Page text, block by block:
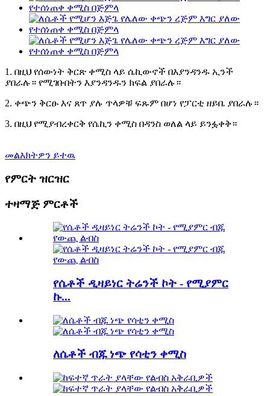
1. በዚህ የሰውነት ቅርጽ ቀሚስ ላይ ሴኪውኖች በእያንዳንዱ ኢንች
ያበራሉ። የሚገቡበትን እያንዳንዱን ክፍል ያበራሉ።
2. ቀጭን ቅርፁ እና ጸጥ ያሉ ጥላዎቹ ፍጹም በሆነ የፓርቲ ዘይቤ ያበራሉ።
3. በዚህ የሚያብረቀርቅ የሴኪን ቀሚስ በዳንስ ወለል ላይ ይንፏቀቅ።
መልእክትዎን ይተዉ
የምርት ዝርዝር
ተዛማጅ ምርቶች
የሴቶች ዲዛይነር ትሬንች ኮት - የሚያምር
ኩ...
ለሴቶች ብጁ ነጭ የሳቲን ቀሚስ